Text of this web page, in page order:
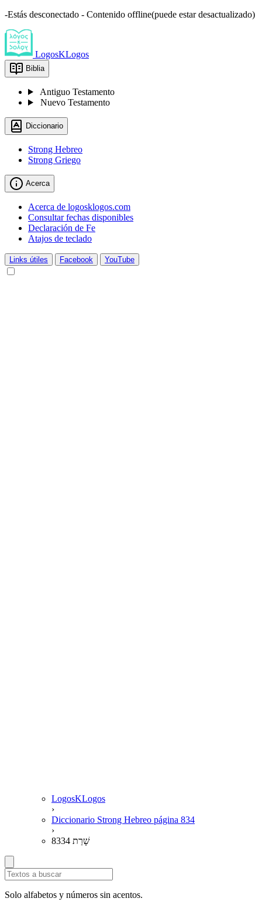
-Estás desconectado - Contenido offline(puede estar desactualizado)
LogosKLogos
Biblia
Antiguo Testamento
Nuevo Testamento
Diccionario
Strong Hebreo
Strong Griego
Acerca
Acerca de logosklogos.com
Consultar fechas disponibles
Declaración de Fe
Atajos de teclado
Links útiles Facebook YouTube
LogosKLogos
›
Diccionario Strong Hebreo página 834
›
8334 שָׁרַת
Solo alfabetos y números sin acentos.